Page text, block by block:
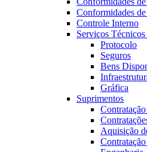
Conformidades
Controle Interno
Serviços
Protocolo
Seguros
Bens
Gráfica
Suprimentos
Aquisição